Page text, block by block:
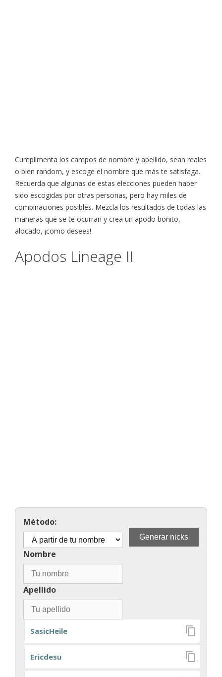
Cumplimenta los campos de nombre y apellido, sean reales
o bien random, y escoge el nombre que más te satisfaga.
Recuerda que algunas de estas elecciones pueden haber
sido escogidas por otras personas, pero hay miles de
combinaciones posibles. Mezcla los resultados de todas las
maneras que se te ocurran y crea un apodo bonito,
alocado, ¡como desees!
Apodos Lineage II
Método:
Nombre
Apellido
SasicHeile
Ericdesu